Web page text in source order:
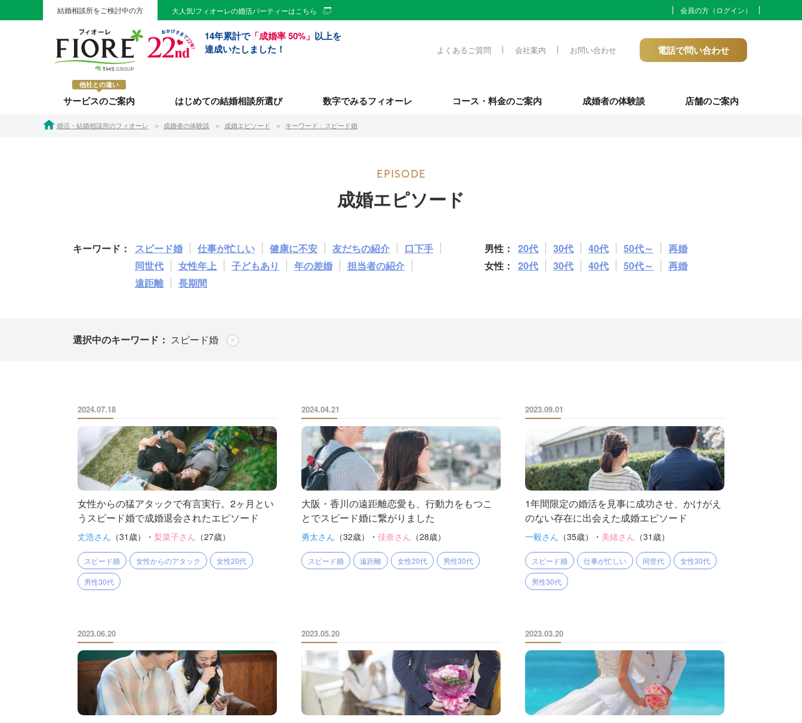
結婚相談所をご検討中の方 大人気!フィオーレの婚活パーティーはこちら 会員の方（ログイン）
14年累計で「成婚率 50%」 以上を
達成いたしました！
よくあるご質問 会社案内 お問い合わせ 電話で問い合わせ
他社との違い
サービスのご案内 はじめての結婚相談所選び 数字でみるフィオーレ コース・料金のご案内 成婚者の体験談 店舗のご案内
婚活・結婚相談所のフィオーレ 成婚者の体験談 成婚エピソード キーワード：スピード婚
成婚エピソード
スピード婚 仕事が忙しい 健康に不安 友だちの紹介
口下手
同世代
女性年上 子どもあり 年の差婚
担当者の紹介
遠距離
長期間
20代 30代 40代 50代～
再婚
20代
30代 40代 50代～ 再婚
選択中のキーワード： スピード婚
2024.07.18
女性からの猛アタックで有言実行。2ヶ月とい
うスピード婚で成婚退会されたエピソード
丈浩さん （31歳）・ 梨菜子さん （27歳）
スピード婚 女性からのアタック 女性20代
男性30代
2024.04.21
大阪・香川の遠距離恋愛も、行動力をもつこ
とでスピード婚に繋がりました
勇太さん （32歳）・ 佳奈さん （28歳）
スピード婚 遠距離 女性20代 男性30代
2023.09.01
1年間限定の婚活を見事に成功させ、かけがえ
のない存在に出会えた成婚エピソード
一毅さん （35歳）・ 美緒さん （31歳）
スピード婚 仕事が忙しい 同世代 女性30代
男性30代
2023.06.20 2023.05.20 2023.03.20